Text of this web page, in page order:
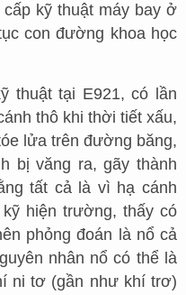
kỹ thuật máy bay ở
con đường khoa học
thuật tại E921, có lần
thô khi thời tiết xấu,
lửa trên đường băng,
bị văng ra, gãy thành
tất cả là vì hạ cánh
hiện trường, thấy có
phỏng đoán là nổ cả
nhân nổ có thể là
ni tơ (gần như khí trơ)